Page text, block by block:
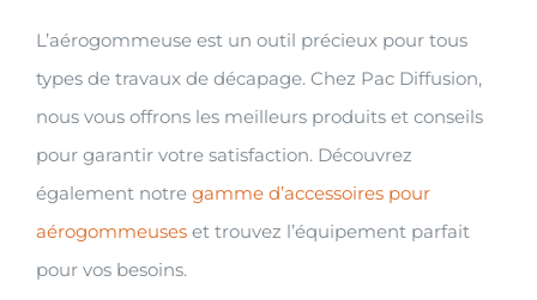
L’aérogommeuse est un outil précieux pour tous
types de travaux de décapage. Chez Pac Diffusion,
nous vous offrons les meilleurs produits et conseils
pour garantir votre satisfaction. Découvrez
également notre gamme d’accessoires pour
aérogommeuses et trouvez l’équipement parfait
pour vos besoins.